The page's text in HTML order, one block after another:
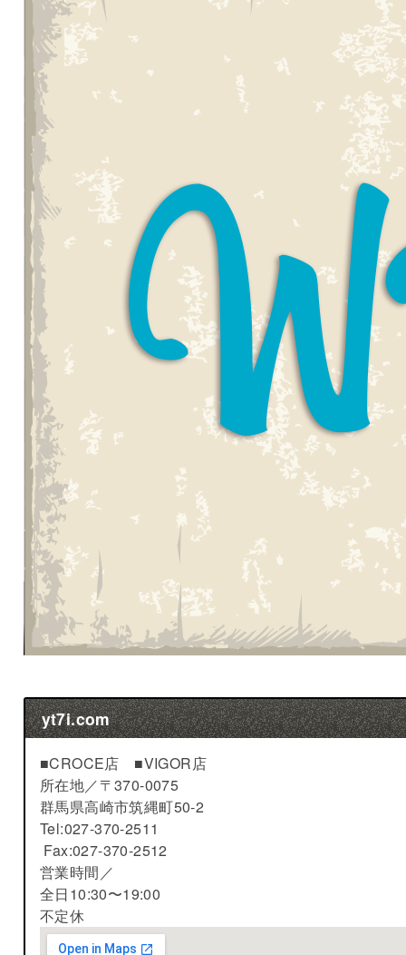
yt7i.com
■CROCE店 ■VIGOR店
所在地／〒370-0075
群馬県高崎市筑縄町50-2
Tel:027-370-2511
Fax:027-370-2512
営業時間／
全日10:30〜19:00
不定休